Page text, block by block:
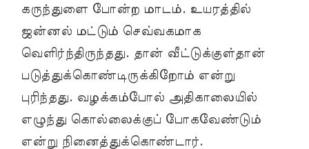
கருந்துளை போன்ற மாடம். உயரத்தில்
ஜன்னல் மட்டும் செவ்வகமாக
வெளிர்ந்திருந்தது. தான் வீட்டுக்குள்தான்
படுத்துக்கொண்டிருக்கிறோம் என்று
புரிந்தது. வழக்கம்போல் அதிகாலையில்
எழுந்து கொல்லைக்குப் போகவேண்டும்
என்று நினைத்துக்கொண்டார்.